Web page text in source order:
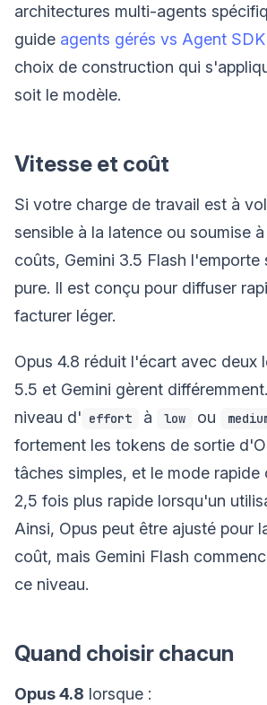
architectures multi-agents
guide agents gérés vs Agent SDK
choix de construction qui
soit le modèle.
Vitesse et coût
Si votre charge de travail est à
sensible à la latence ou soumise
coûts, Gemini 3.5 Flash l'emporte
pure. Il est conçu pour diffuser
facturer léger.
Opus 4.8 réduit l'écart avec deux
5.5 et Gemini gèrent
niveau d' effort à low ou
fortement les tokens de sortie
tâches simples, et le mode rapide
2,5 fois plus rapide lorsqu'un
Ainsi, Opus peut être ajusté pour
coût, mais Gemini Flash
ce niveau.
Quand choisir chacun
Opus 4.8 lorsque :